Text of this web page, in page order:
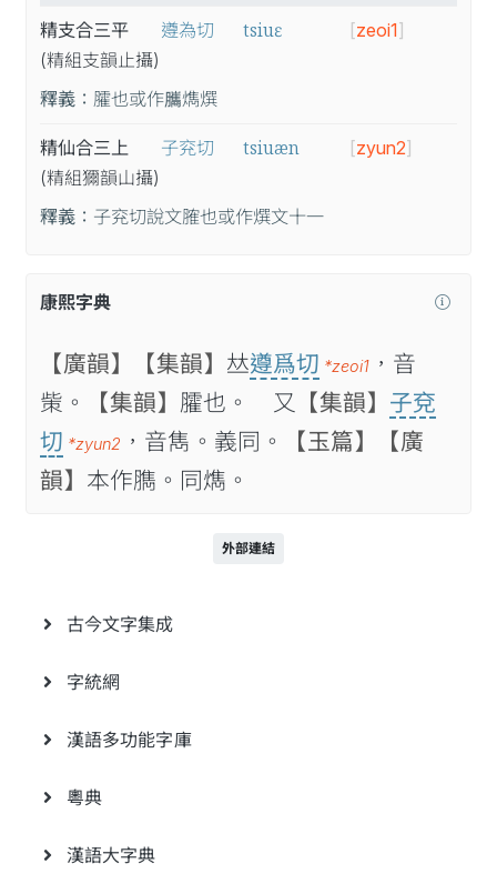
精支合三平
(精組支韻止攝)
遵為切 tsiuɛ [zeoi1]
釋義： 臛也或作𦢿𤎱㷷
精仙合三上
(精組獮韻山攝)
子兖切 tsiuæn [zyun2]
釋義： 子兖切說文𦞦也或作㷷文十一
康熙字典
【廣韻】 【集韻】 𠀤遵爲切 *zeoi1 ，音
㭰。
【集韻】 臛也。 又 【集韻】 子兗
切 *zyun2 ，音雋。義同。 【玉篇】
【廣
韻】 本作臇。同𤎱。
外部連結
古今文字集成
字統網
漢語多功能字庫
粵典
漢語大字典